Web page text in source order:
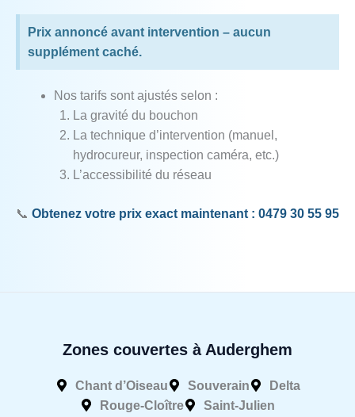
Prix annoncé avant intervention – aucun
supplément caché.
Nos tarifs sont ajustés selon :
La gravité du bouchon
La technique d’intervention (manuel,
hydrocureur, inspection caméra, etc.)
L’accessibilité du réseau
📞 Obtenez votre prix exact maintenant : 0479 30 55 95
Zones couvertes à Auderghem
Chant d’Oiseau Souverain
Delta
Rouge‑Cloître
Saint‑Julien